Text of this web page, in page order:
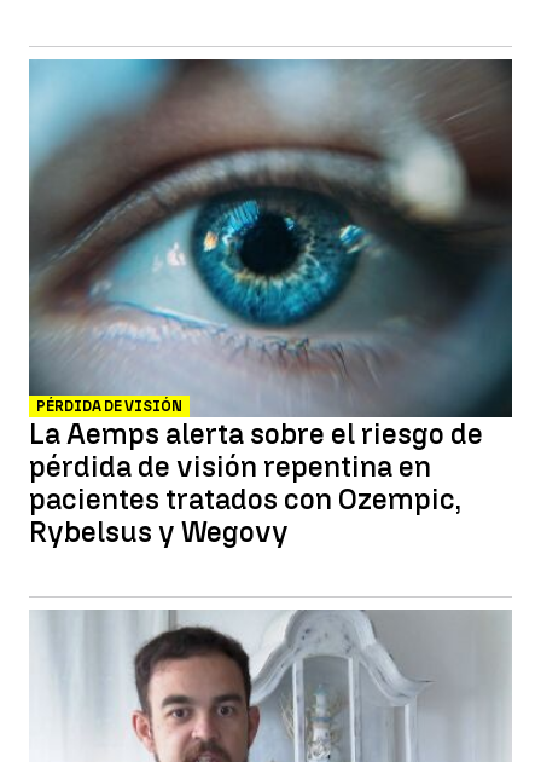
PÉRDIDA DE VISIÓN
La Aemps alerta sobre el riesgo de
pérdida de visión repentina en
pacientes tratados con Ozempic,
Rybelsus y Wegovy